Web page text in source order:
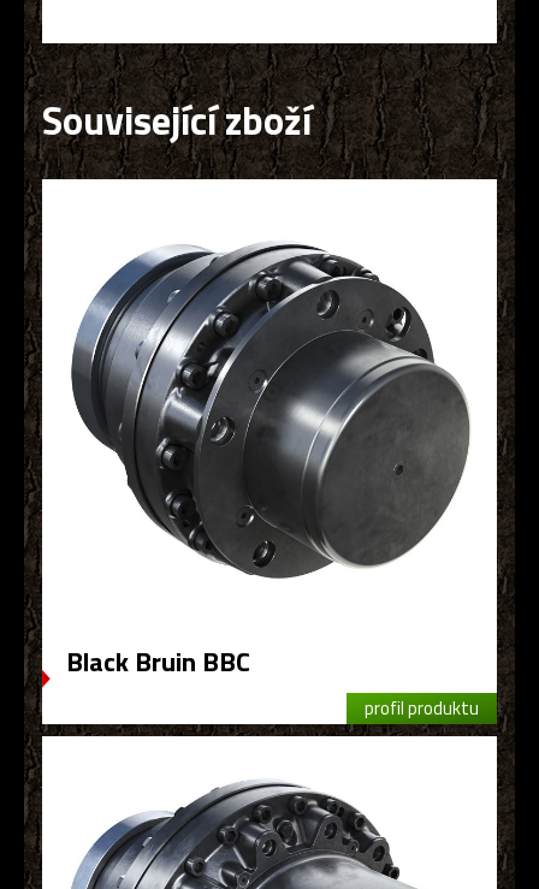
Související zboží
Black Bruin BBC
profil produktu